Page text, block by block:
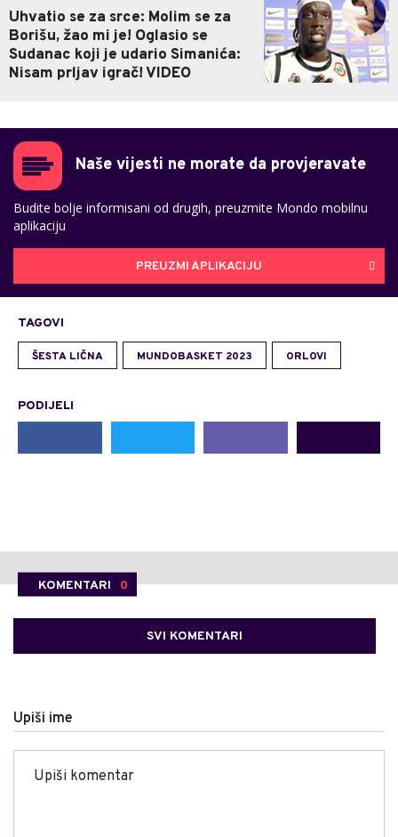
Uhvatio se za srce: Molim se za
Borišu, žao mi je! Oglasio se
Sudanac koji je udario Simanića:
Nisam prljav igrač! VIDEO
Naše vijesti ne morate da provjeravate
Budite bolje informisani od drugih, preuzmite Mondo mobilnu
aplikaciju
PREUZMI APLIKACIJU
TAGOVI
ŠESTA LIČNA MUNDOBASKET 2023 ORLOVI
PODIJELI
KOMENTARI 0
SVI KOMENTARI
Upiši ime